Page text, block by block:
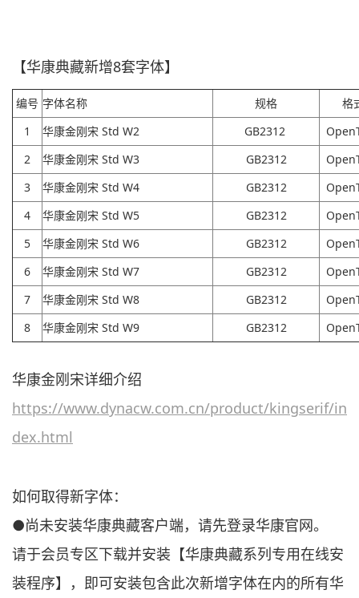
【华康典藏新增8套字体】
编号 字体名称 规格
格
1
华康金刚宋 Std W2 GB2312
2
华康金刚宋 Std W3 GB2312
3
华康金刚宋 Std W4 GB2312
4
华康金刚宋 Std W5 GB2312
5
华康金刚宋 Std W6 GB2312
6
华康金刚宋 Std W7 GB2312
7
华康金刚宋 Std W8 GB2312
8
华康金刚宋 Std W9 GB2312
华康金刚宋详细介绍
https://www.dynacw.com.cn/product/kingserif/in
dex.html
如何取得新字体：
●尚未安装华康典藏客户端，请先登录华康官网。
请于会员专区下载并安装【华康典藏系列专用在线安
装程序】，即可安装包含此次新增字体在内的所有华